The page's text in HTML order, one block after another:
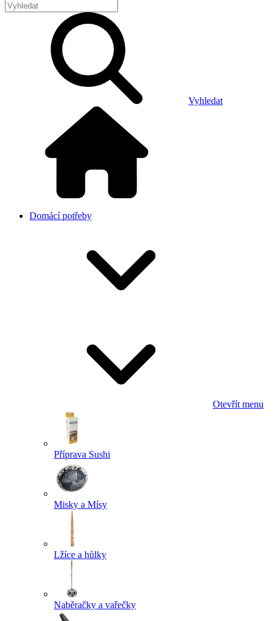
Vyhledat
Domácí potřeby
Otevřít menu
Příprava Sushi
Misky a Mísy
Lžíce a hůlky
Naběračky a vařečky